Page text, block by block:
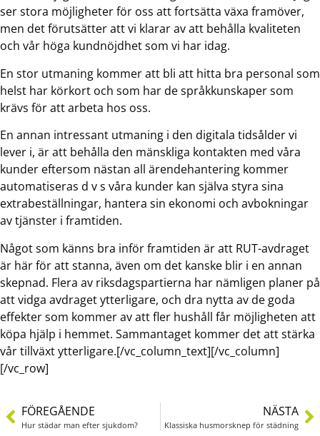
ser stora möjligheter för oss att fortsätta växa framöver,
men det förutsätter att vi klarar av att behålla kvaliteten
och vår höga kundnöjdhet som vi har idag.
En stor utmaning kommer att bli att hitta bra personal som
helst har körkort och som har de språkkunskaper som
krävs för att arbeta hos oss.
En annan intressant utmaning i den digitala tidsålder vi
lever i, är att behålla den mänskliga kontakten med våra
kunder eftersom nästan all ärendehantering kommer
automatiseras d v s våra kunder kan själva styra sina
extrabeställningar, hantera sin ekonomi och avbokningar
av tjänster i framtiden.
Något som känns bra inför framtiden är att RUT-avdraget
är här för att stanna, även om det kanske blir i en annan
skepnad. Flera av riksdagspartierna har nämligen planer på
att vidga avdraget ytterligare, och dra nytta av de goda
effekter som kommer av att fler hushåll får möjligheten att
köpa hjälp i hemmet. Sammantaget kommer det att stärka
vår tillväxt ytterligare.[/vc_column_text][/vc_column]
[/vc_row]
FÖREGÅENDE
Hur städar man efter sjukdom?
NÄSTA
Klassiska husmorsknep för städning